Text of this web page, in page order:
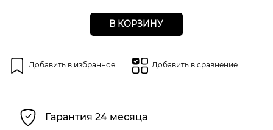
В КОРЗИНУ
Добавить в избранное Добавить в сравнение
Гарантия 24 месяца